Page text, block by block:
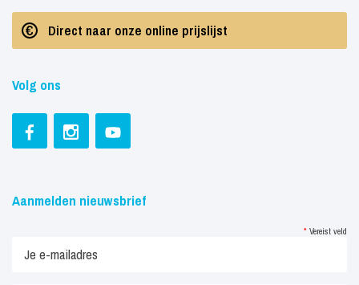
Direct naar onze online prijslijst
Volg ons
Aanmelden nieuwsbrief
* Vereist veld